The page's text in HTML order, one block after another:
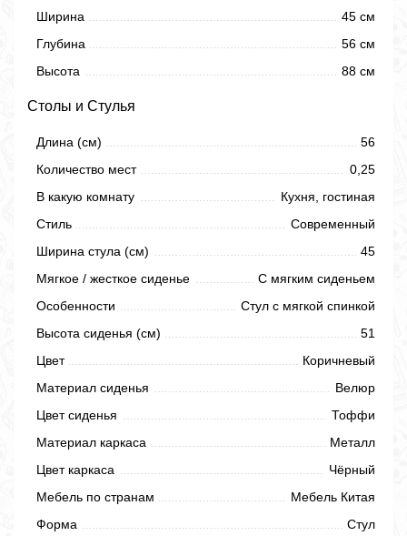
Ширина
45 см
Глубина
56 см
Высота
88 см
Столы и Стулья
Длина (см)
56
Количество мест
0,25
В какую комнату
Кухня, гостиная
Стиль
Современный
Ширина стула (см)
45
Мягкое / жесткое сиденье
С мягким сиденьем
Особенности
Стул с мягкой спинкой
Высота сиденья (см)
51
Цвет
Коричневый
Материал сиденья
Велюр
Цвет сиденья
Тоффи
Материал каркаса
Металл
Цвет каркаса
Чёрный
Мебель по странам
Мебель Китая
Форма
Стул